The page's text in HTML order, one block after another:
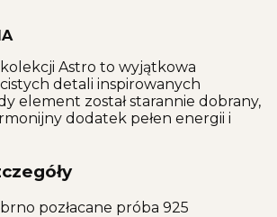
kolekcji Astro to wyjątkowa
detali inspirowanych
element został starannie dobrany,
dodatek pełen energii i
pozłacane próba 925